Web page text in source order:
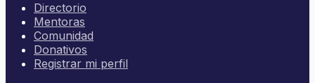
Directorio
Mentoras
Comunidad
Donativos
Registrar mi perfil